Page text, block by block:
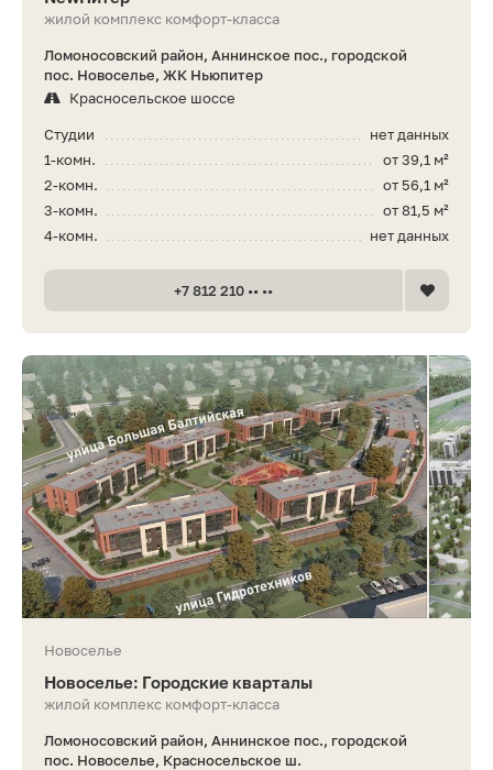
жилой комплекс комфорт-класса
Ломоносовский район, Аннинское пос., городской
пос. Новоселье, ЖК Ньюпитер
Красносельское шоссе
нет данных
Студии
от 39,1 м²
1-комн.
от 56,1 м²
2-комн.
от 81,5 м²
3-комн.
нет данных
4-комн.
+7 812 210 •• ••
Новоселье
Новоселье: Городские кварталы
жилой комплекс комфорт-класса
Ломоносовский район, Аннинское пос., городской
пос. Новоселье, Красносельское ш.